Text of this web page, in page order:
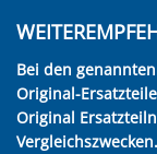
Bei den
Original-
Original
Vergleichszwecken.